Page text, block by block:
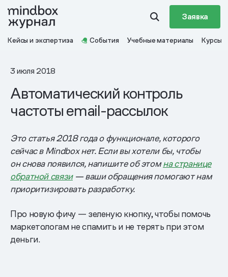
Заявка
Кейсы и экспертиза События Учебные материалы Курсы
3 июля 2018
Автоматический контроль
частоты email-рассылок
Это статья 2018 года о функционале, которого
сейчас в Mindbox нет. Если вы хотели бы, чтобы
он снова появился, напишите об этомна странице
обратной связи— ваши обращения помогают нам
приоритизировать разработку.
Про новую фичу — зеленую кнопку, чтобы помочь
маркетологам не спамить и не терять при этом
деньги.